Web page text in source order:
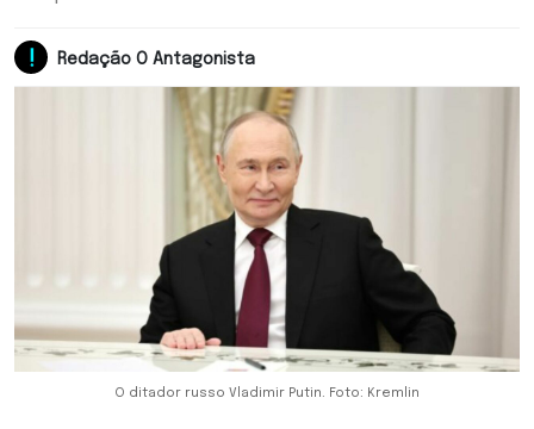
Redação O Antagonista
O ditador russo Vladimir Putin. Foto: Kremlin